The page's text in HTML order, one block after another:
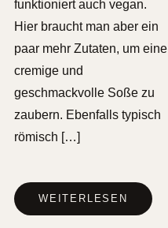
funktioniert auch vegan.
Hier braucht man aber ein
paar mehr Zutaten, um eine
cremige und
geschmackvolle Soße zu
zaubern. Ebenfalls typisch
römisch […]
WEITERLESEN